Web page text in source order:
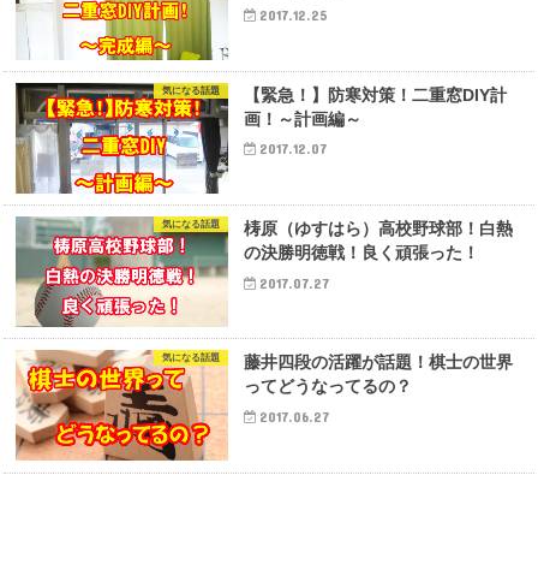
2017.12.25
気になる話題
【緊急！】防寒対策！二重窓DIY計
画！～計画編～
2017.12.07
気になる話題
梼原（ゆすはら）高校野球部！白熱
の決勝明徳戦！良く頑張った！
2017.07.27
気になる話題
藤井四段の活躍が話題！棋士の世界
ってどうなってるの？
2017.06.27